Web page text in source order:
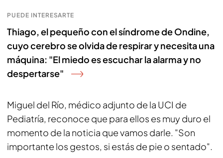
PUEDE INTERESARTE
Thiago, el pequeño con el síndrome de Ondine,
cuyo cerebro se olvida de respirar y necesita una
máquina: "El miedo es escuchar la alarma y no
despertarse"
Miguel del Río, médico adjunto de la UCI de
Pediatría, reconoce que para ellos es muy duro el
momento de la noticia que vamos darle. "Son
importante los gestos, si estás de pie o sentado".